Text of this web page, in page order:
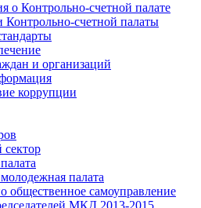
о Контрольно-счетной палате
Контрольно-счетной палаты
и организаций
коррупции
палата
общественное самоуправление
МКД 2013-2015